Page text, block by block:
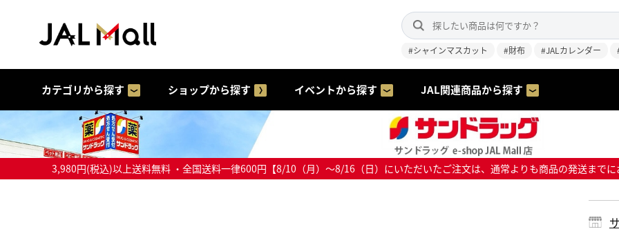
#シャインマスカット #財布 #JALカレンダー
カテゴリから探す ショップから探す イベントから探す JAL関連商品から探す
3,980円(税込)以上送料無料 ・全国送料一律600円【8/10（月）～8/16（日）にいただいたご注文は、通常よりも商品の発送まで